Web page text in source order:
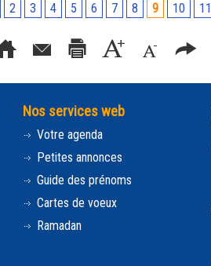
2 3 4 5 6 7 8 9 10 11
Nos services web
Votre agenda
Petites annonces
Guide des prénoms
Cartes de voeux
Ramadan